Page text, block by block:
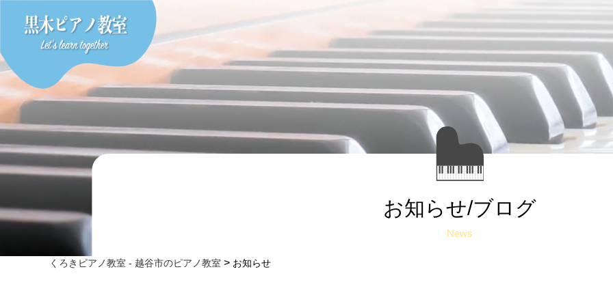
お知らせ/ブログ
News
くろきピアノ教室 - 越谷市のピアノ教室 > お知らせ